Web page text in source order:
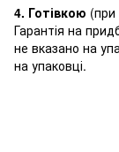
4. Готівкою (при
Гарантія на
не вказано на
на упаковці.